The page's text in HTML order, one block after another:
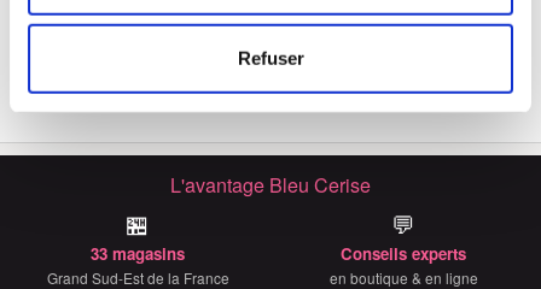
mètres près
pour en relever les caractéristiques spécifiques
(empreintes digitales).
personnelles et définir vos préférences, reportez-vous à
section « Détails ». Vous pouvez modifier ou retirer
votre consentement à tout moment à partir de la
déclaration sur les cookies.
Refuser
Sac à dos porte-ordinateur et voyage
L'avantage Bleu Cerise
🏪
33 magasins
Grand Sud-Est de la France
💬
Conseils experts
en boutique & en ligne